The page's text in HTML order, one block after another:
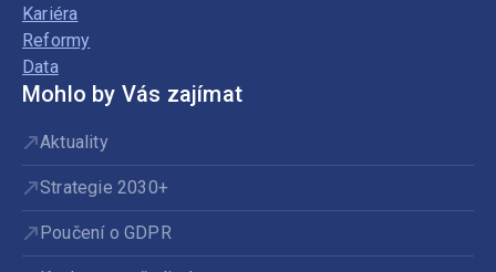
Kariéra
Reformy
Data
Mohlo by Vás zajímat
Aktuality
Strategie 2030+
Poučení o GDPR